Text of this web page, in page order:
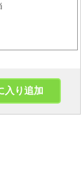
入り追加